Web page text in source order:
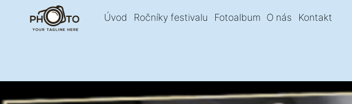
Úvod Ročníky festivalu Fotoalbum O nás Kontakt